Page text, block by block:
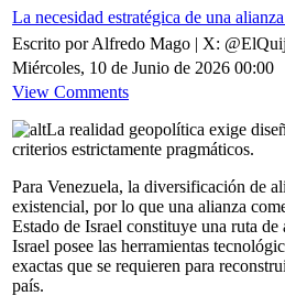
La necesidad estratégica de una
Escrito por Alfredo Mago | X:
Miércoles, 10 de Junio de 2026 00:00
View Comments
La realidad geopolítica exige
criterios estrictamente pragmáticos.
Para Venezuela, la diversificación de
existencial, por lo que una alianza
Estado de Israel constituye una ruta
Israel posee las herramientas
exactas que se requieren para
país.